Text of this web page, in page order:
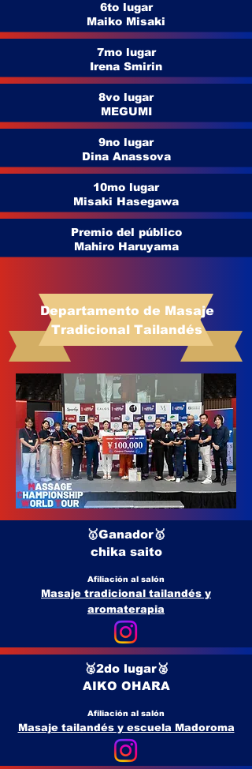
6to lugar
Maiko Misaki
7mo lugar
Irena Smirin
8vo lugar
MEGUMI
9no lugar
Dina Anassova
10mo lugar
Misaki Hasegawa
Premio del público
Mahiro Haruyama
Departamento de Masaje
Tradicional Tailandés
🥇Ganador🥇
chika saito
Afiliación al salón
Masaje tradicional tailandés y
aromaterapia
🥈2do lugar🥈
AIKO OHARA
Afiliación al salón
Masaje tailandés y escuela Madoroma